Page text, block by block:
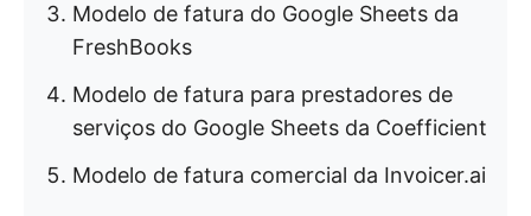
Modelo de fatura do Google Sheets da
FreshBooks
Modelo de fatura para prestadores de
serviços do Google Sheets da Coefficient
Modelo de fatura comercial da Invoicer.ai